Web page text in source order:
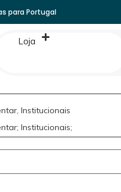
para Portugal
Loja
Institucionais
Institucionais;